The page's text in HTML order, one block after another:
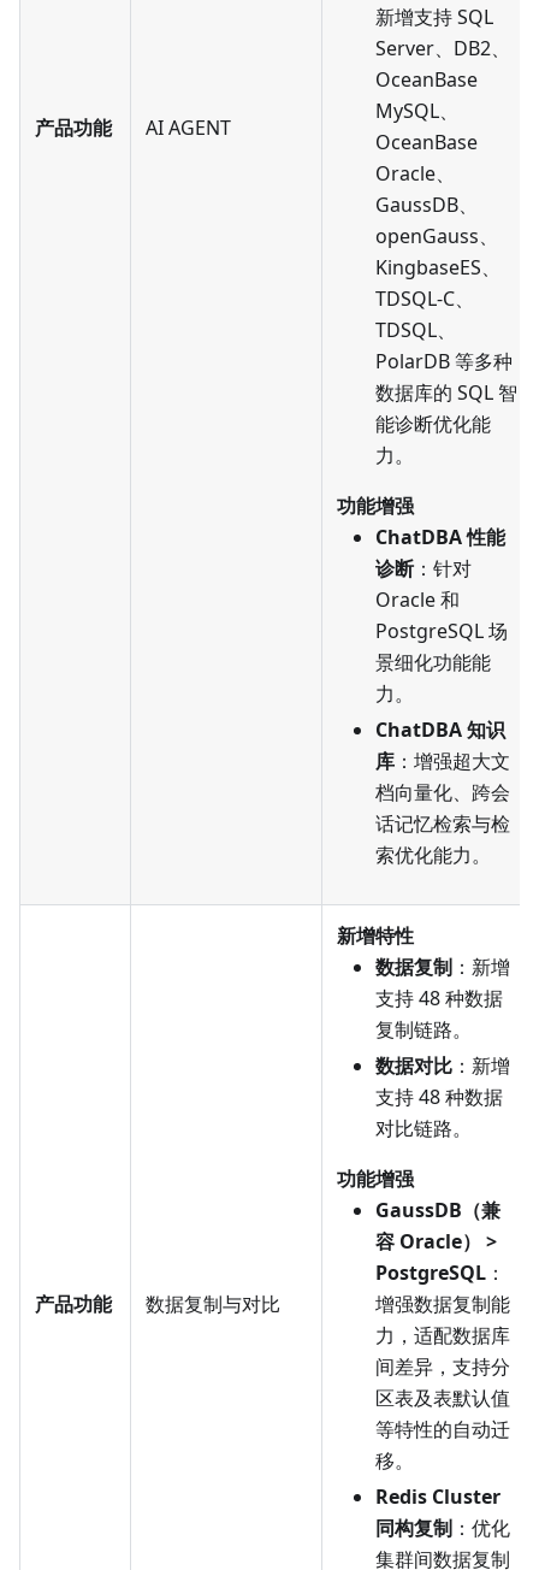
产品功能 AI AGENT
新增支持 SQL
Server、DB2、
OceanBase
MySQL、
OceanBase
Oracle、
GaussDB、
openGauss、
KingbaseES、
TDSQL-C、
TDSQL、
PolarDB 等多种
数据库的 SQL 智
能诊断优化能
力。
功能增强
ChatDBA 性能
诊断 ：针对
Oracle 和
PostgreSQL 场
景细化功能能
力。
ChatDBA 知识
库 ：增强超大文
档向量化、跨会
话记忆检索与检
索优化能力。
产品功能 数据复制与对比
新增特性
数据复制 ：新增
支持 48 种数据
复制链路。
数据对比 ：新增
支持 48 种数据
对比链路。
功能增强
GaussDB（兼
容 Oracle） >
PostgreSQL ：
增强数据复制能
力，适配数据库
间差异，支持分
区表及表默认值
等特性的自动迁
移。
Redis Cluster
同构复制 ：优化
集群间数据复制